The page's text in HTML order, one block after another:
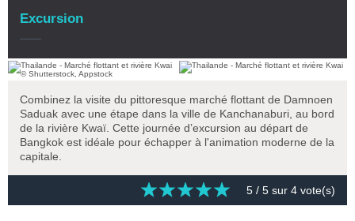
Excursion
Combinez la visite du pittoresque marché flottant de Damnoen
Saduak avec une étape dans la ville de Kanchanaburi, au bord
de la rivière Kwaï. Cette journée d’excursion au départ de
Bangkok est idéale pour échapper à l'animation moderne de la
capitale.
5 / 5 sur 4 vote(s)